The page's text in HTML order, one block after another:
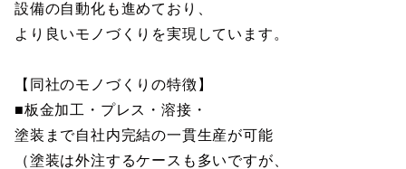
設備の自動化も進めており、
より良いモノづくりを実現しています。
【同社のモノづくりの特徴】
■板金加工・プレス・溶接・
塗装まで自社内完結の一貫生産が可能
（塗装は外注するケースも多いですが、